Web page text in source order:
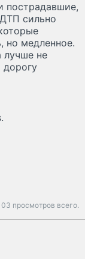
пострадавшие,
сильно
но медленное.
лучше не
дорогу
просмотров всего.